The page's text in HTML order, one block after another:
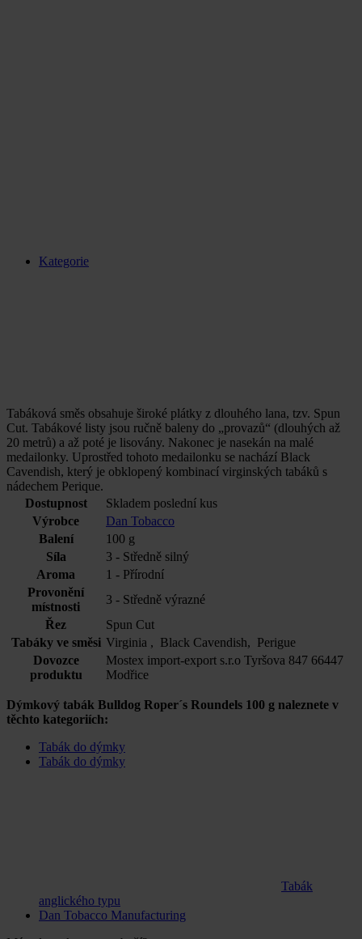
Kategorie
Tabáková směs obsahuje široké plátky z dlouhého lana, tzv. Spun
Cut. Tabákové listy jsou ručně baleny do „provazů“ (dlouhých až
20 metrů) a až poté je lisovány. Nakonec je nasekán na malé
medailonky. Uprostřed tohoto medailonku se nachází Black
Cavendish, který je obklopený kombinací virginských tabáků s
nádechem Perique.
Dostupnost
Skladem poslední kus
Výrobce
Dan Tobacco
Balení
100 g
Síla
3 - Středně silný
Aroma
1 - Přírodní
Provonění
místnosti
3 - Středně výrazné
Řez
Spun Cut
Tabáky ve směsi Virginia , Black Cavendish, Perigue
Dovozce
produktu
Mostex import-export s.r.o Tyršova 847 66447
Modřice
Dýmkový tabák Bulldog Roper´s Roundels 100 g naleznete v
těchto kategoriích:
Tabák do dýmky
Tabák do dýmky
Tabák
anglického typu
Dan Tobacco Manufacturing